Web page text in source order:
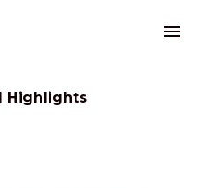
Highlights